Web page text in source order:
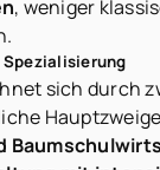
, weniger
sich durch